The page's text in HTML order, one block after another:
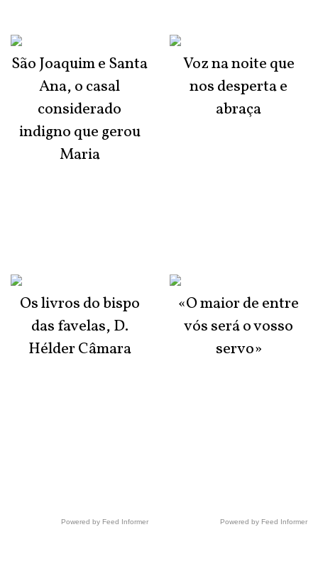
São Joaquim e Santa
Ana, o casal
considerado
indigno que gerou
Maria
Os livros do bispo
das favelas, D.
Hélder Câmara
Powered by Feed Informer
Voz na noite que
nos desperta e
abraça
«O maior de entre
vós será o vosso
servo»
Powered by Feed Informer